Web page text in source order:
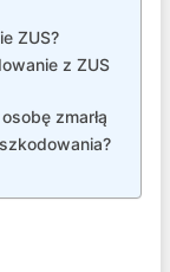
ZUS?
z ZUS
zmarłą